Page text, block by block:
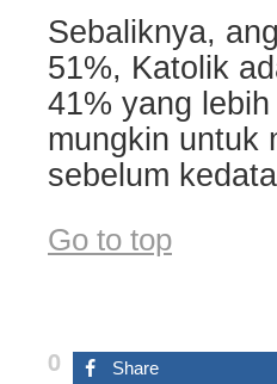
Sebaliknya,
51%, Katolik
41% yang
mungkin untuk
sebelum
Go to top
0 Share